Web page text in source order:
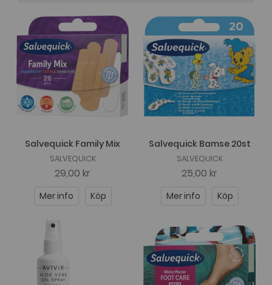
Salvequick Family Mix
SALVEQUICK
29,00 kr
Mer info Köp
Salvequick Bamse 20st
SALVEQUICK
25,00 kr
Mer info Köp